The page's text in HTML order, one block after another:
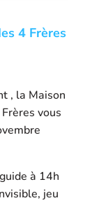
4 Frères
, la Maison
vous
à 14h
jeu